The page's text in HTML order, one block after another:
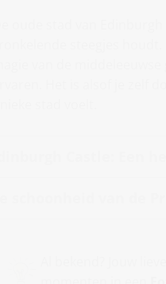
De oude stad van
kronkelende steegjes
magie van de
ervaren. Het is alsof je zelf
Al bekend? Jouw